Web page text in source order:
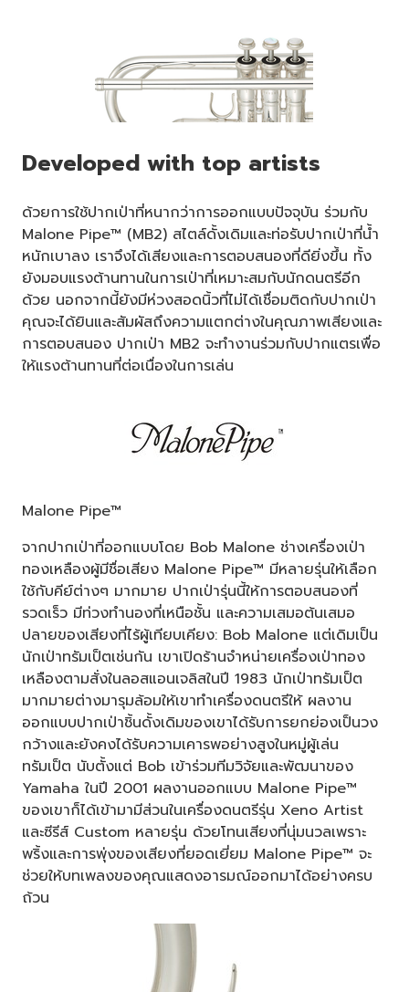
Developed with top artists
ด้วยการใช้ปากเป่าที่หนากว่าการออกแบบปัจจุบัน ร่วมกับ
Malone Pipe™ (MB2) สไตล์ดั้งเดิมและท่อรับปากเป่าที่น้ำ
หนักเบาลง เราจึงได้เสียงและการตอบสนองที่ดียิ่งขึ้น ทั้ง
ยังมอบแรงต้านทานในการเป่าที่เหมาะสมกับนักดนตรีอีก
ด้วย นอกจากนี้ยังมีห่วงสอดนิ้วที่ไม่ได้เชื่อมติดกับปากเป่า
คุณจะได้ยินและสัมผัสถึงความแตกต่างในคุณภาพเสียงและ
การตอบสนอง ปากเป่า MB2 จะทำงานร่วมกับปากแตรเพื่อ
ให้แรงต้านทานที่ต่อเนื่องในการเล่น
Malone Pipe™
จากปากเป่าที่ออกแบบโดย Bob Malone ช่างเครื่องเป่า
ทองเหลืองผู้มีชื่อเสียง Malone Pipe™ มีหลายรุ่นให้เลือก
ใช้กับคีย์ต่างๆ มากมาย ปากเป่ารุ่นนี้ให้การตอบสนองที่
รวดเร็ว มีท่วงทำนองที่เหนือชั้น และความเสมอต้นเสมอ
ปลายของเสียงที่ไร้ผู้เทียบเคียง: Bob Malone แต่เดิมเป็น
นักเป่าทรัมเป็ตเช่นกัน เขาเปิดร้านจำหน่ายเครื่องเป่าทอง
เหลืองตามสั่งในลอสแอนเจลิสในปี 1983 นักเป่าทรัมเป็ต
มากมายต่างมารุมล้อมให้เขาทำเครื่องดนตรีให้ ผลงาน
ออกแบบปากเป่าชิ้นดั้งเดิมของเขาได้รับการยกย่องเป็นวง
กว้างและยังคงได้รับความเคารพอย่างสูงในหมู่ผู้เล่น
ทรัมเป็ต นับตั้งแต่ Bob เข้าร่วมทีมวิจัยและพัฒนาของ
Yamaha ในปี 2001 ผลงานออกแบบ Malone Pipe™
ของเขาก็ได้เข้ามามีส่วนในเครื่องดนตรีรุ่น Xeno Artist
และซีรีส์ Custom หลายรุ่น ด้วยโทนเสียงที่นุ่มนวลเพราะ
พริ้งและการพุ่งของเสียงที่ยอดเยี่ยม Malone Pipe™ จะ
ช่วยให้บทเพลงของคุณแสดงอารมณ์ออกมาได้อย่างครบ
ถ้วน